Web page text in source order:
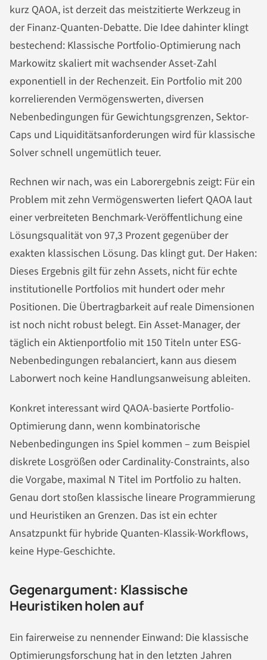
kurz QAOA, ist derzeit das meistzitierte Werkzeug in
der Finanz-Quanten-Debatte. Die Idee dahinter klingt
bestechend: Klassische Portfolio-Optimierung nach
Markowitz skaliert mit wachsender Asset-Zahl
exponentiell in der Rechenzeit. Ein Portfolio mit 200
korrelierenden Vermögenswerten, diversen
Nebenbedingungen für Gewichtungsgrenzen, Sektor-
Caps und Liquiditätsanforderungen wird für klassische
Solver schnell ungemütlich teuer.
Rechnen wir nach, was ein Laborergebnis zeigt: Für ein
Problem mit zehn Vermögenswerten liefert QAOA laut
einer verbreiteten Benchmark-Veröffentlichung eine
Lösungsqualität von 97,3 Prozent gegenüber der
exakten klassischen Lösung. Das klingt gut. Der Haken:
Dieses Ergebnis gilt für zehn Assets, nicht für echte
institutionelle Portfolios mit hundert oder mehr
Positionen. Die Übertragbarkeit auf reale Dimensionen
ist noch nicht robust belegt. Ein Asset-Manager, der
täglich ein Aktienportfolio mit 150 Titeln unter ESG-
Nebenbedingungen rebalanciert, kann aus diesem
Laborwert noch keine Handlungsanweisung ableiten.
Konkret interessant wird QAOA-basierte Portfolio-
Optimierung dann, wenn kombinatorische
Nebenbedingungen ins Spiel kommen – zum Beispiel
diskrete Losgrößen oder Cardinality-Constraints, also
die Vorgabe, maximal N Titel im Portfolio zu halten.
Genau dort stoßen klassische lineare Programmierung
und Heuristiken an Grenzen. Das ist ein echter
Ansatzpunkt für hybride Quanten-Klassik-Workflows,
keine Hype-Geschichte.
Gegenargument: Klassische
Heuristiken holen auf
Ein fairerweise zu nennender Einwand: Die klassische
Optimierungsforschung hat in den letzten Jahren